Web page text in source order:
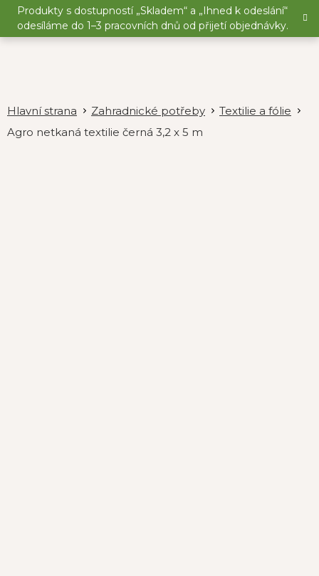
Přejít
obsah
Produkty s dostupností „Skladem“ a „Ihned k odeslání“
odesíláme do 1–3 pracovních dnů od přijetí objednávky.
Zahradnické potřeby
Textilie a fólie
Agro netkaná textilie černá 3,2 x 5 m